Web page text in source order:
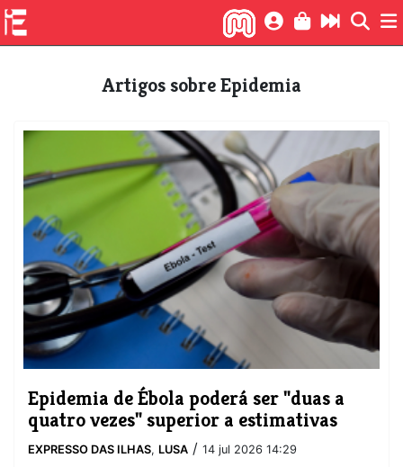
Artigos sobre Epidemia
Epidemia de Ébola poderá ser "duas a
quatro vezes" superior a estimativas
EXPRESSO DAS ILHAS, LUSA / 14 jul 2026 14:29